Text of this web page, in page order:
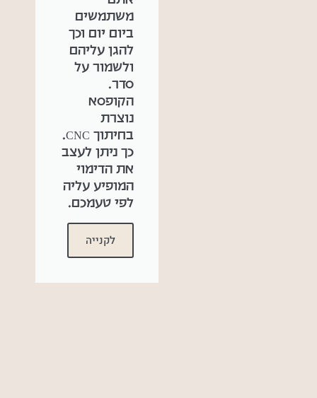
משתמשים
ביום יום וכך
להגן עליהם
ולשמור על
סדר.
הקופסא
נוצרת
בחיתוך CNC.
כך ניתן לעצב
את הדימוי
המופיע עליה
לפי טעמכם.
לקנייה